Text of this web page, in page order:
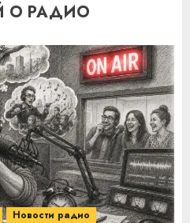
О РАДИО
Новости радио